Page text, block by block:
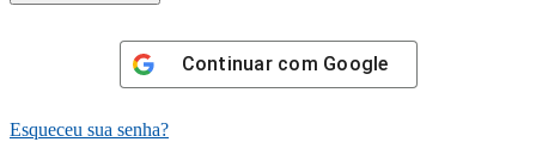
Continuar com Google
Esqueceu sua senha?